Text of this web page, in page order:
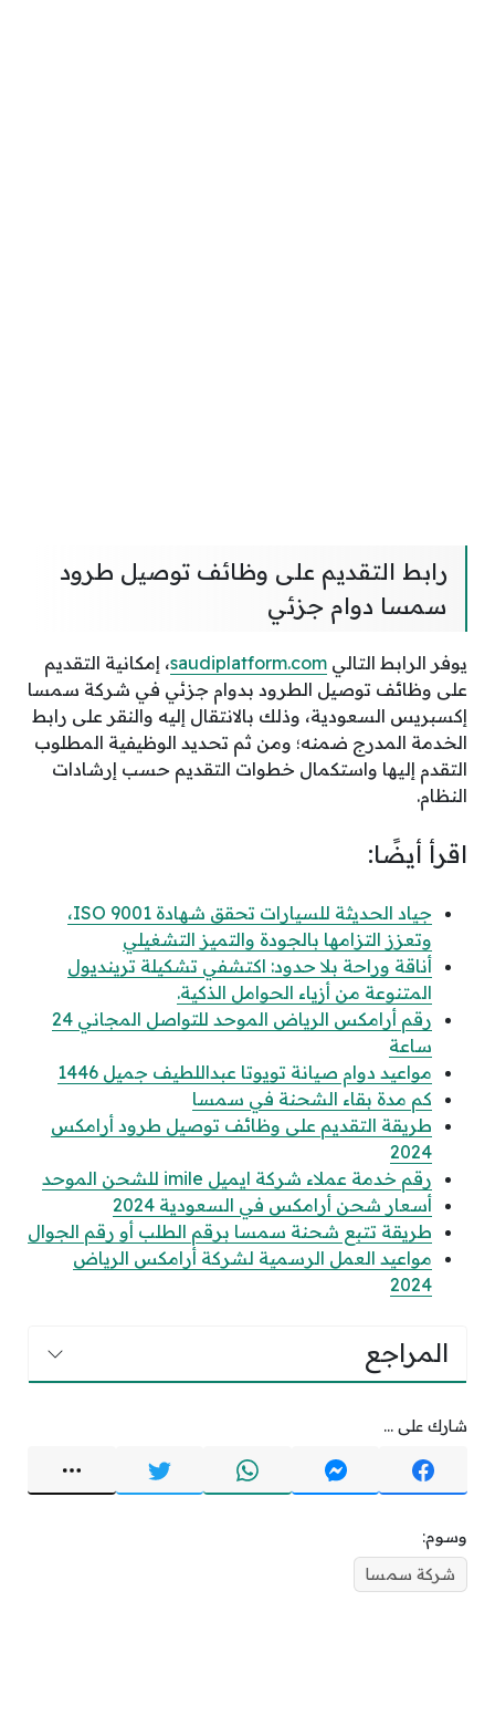
رابط التقديم على وظائف توصيل طرود
سمسا دوام جزئي
يوفر الرابط التالي saudiplatform.com، إمكانية التقديم
على وظائف توصيل الطرود بدوام جزئي في شركة سمسا
إكسبريس السعودية، وذلك بالانتقال إليه والنقر على رابط
الخدمة المدرج ضمنه؛ ومن ثم تحديد الوظيفية المطلوب
التقدم إليها واستكمال خطوات التقديم حسب إرشادات
النظام.
اقرأ أيضًا:
جياد الحديثة للسيارات تحقق شهادة ISO 9001،
وتعزز التزامها بالجودة والتميز التشغيلي
أناقة وراحة بلا حدود: اكتشفي تشكيلة ترينديول
المتنوعة من أزياء الحوامل الذكية.
رقم أرامكس الرياض الموحد للتواصل المجاني 24
ساعة
مواعيد دوام صيانة تويوتا عبداللطيف جميل 1446
كم مدة بقاء الشحنة في سمسا
طريقة التقديم على وظائف توصيل طرود أرامكس
2024
رقم خدمة عملاء شركة ايميل imile للشحن الموحد
أسعار شحن أرامكس في السعودية 2024
طريقة تتبع شحنة سمسا برقم الطلب أو رقم الجوال
مواعيد العمل الرسمية لشركة أرامكس الرياض
2024
المراجع
شارك على ...
وسوم:
شركة سمسا